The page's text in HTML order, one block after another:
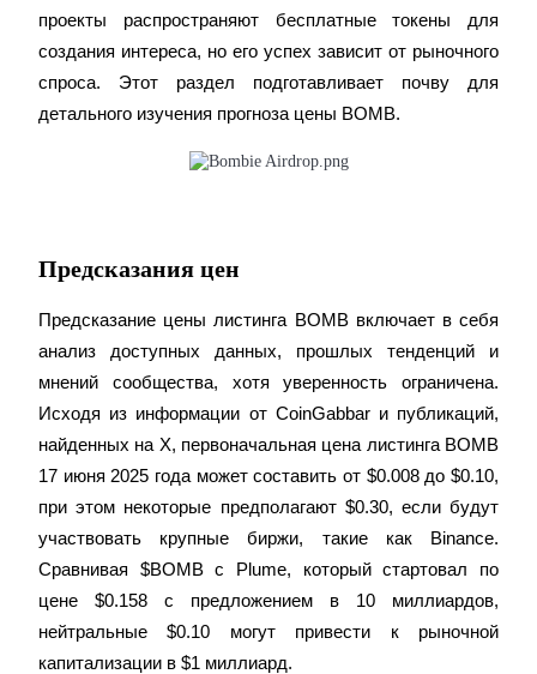
Информация
Анализ больших данных, включая торговую информацию
и т. д.
Гид
Руководство для начинающих по фьючерсам
Торговые стратегии
проекты распространяют бесплатные токены для
создания интереса, но его успех зависит от рыночного
спроса. Этот раздел подготавливает почву для
детального изучения прогноза цены BOMB.
Предсказания цен
Предсказание цены листинга BOMB включает в себя
анализ доступных данных, прошлых тенденций и
мнений сообщества, хотя уверенность ограничена.
Исходя из информации от CoinGabbar и публикаций,
найденных на X, первоначальная цена листинга BOMB
17 июня 2025 года может составить от $0.008 до $0.10,
при этом некоторые предполагают $0.30, если будут
участвовать крупные биржи, такие как Binance.
Сравнивая $BOMB с Plume, который стартовал по
цене $0.158 с предложением в 10 миллиардов,
нейтральные $0.10 могут привести к рыночной
капитализации в $1 миллиард.